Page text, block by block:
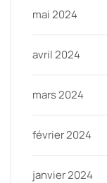
mai 2024
avril 2024
mars 2024
février 2024
janvier 2024